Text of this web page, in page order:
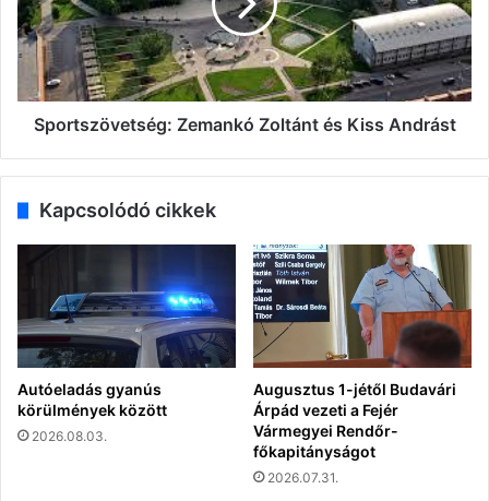
Kiss
Andrást
Sportszövetség: Zemankó Zoltánt és Kiss Andrást
Kapcsolódó cikkek
Autóeladás gyanús
körülmények között
2026.08.03.
Augusztus 1-jétől Budavári
Árpád vezeti a Fejér
Vármegyei Rendőr-
főkapitányságot
2026.07.31.